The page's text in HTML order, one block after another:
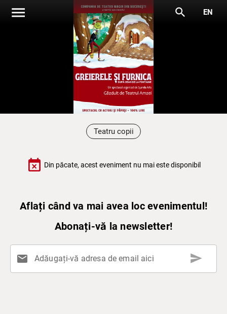
menu search EN
Teatru copii
event_busy Din păcate, acest eveniment nu mai este disponibil
Aflați când va mai avea loc evenimentul!
Abonați-vă la newsletter!
mail Adăugați-vă adresa de email aici send